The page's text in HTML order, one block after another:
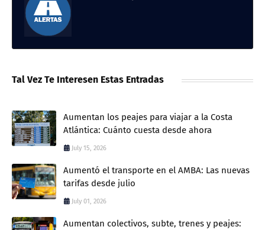
Tal Vez Te Interesen Estas Entradas
Aumentan los peajes para viajar a la Costa
Atlántica: Cuánto cuesta desde ahora
July 15, 2026
Aumentó el transporte en el AMBA: Las nuevas
tarifas desde julio
July 01, 2026
Aumentan colectivos, subte, trenes y peajes: